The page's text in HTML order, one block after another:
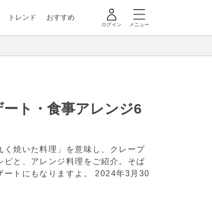
トレンド おすすめ
ログイン メニュー
ト・食事アレンジ6
焼いた料理」を意味し、クレープ
と、アレンジ料理をご紹介。そば
トにもなりますよ。 2024年3月30